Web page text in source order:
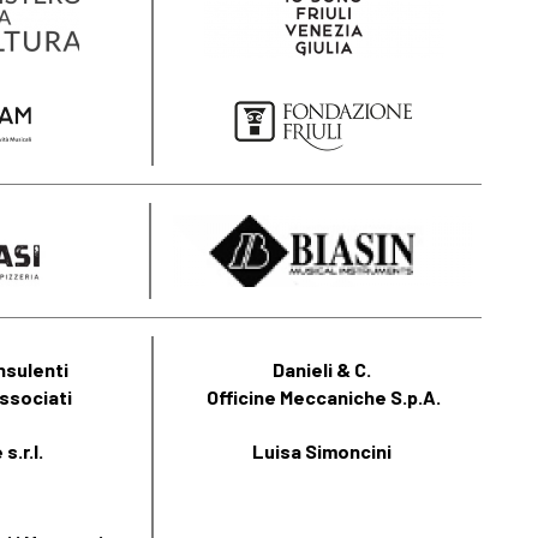
s.r.l.
Danieli & C.
Officine Meccaniche S.p.A.
Luisa Simoncini